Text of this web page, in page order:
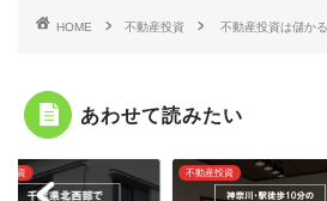
HOME 不動産投資 不動産投資は儲か
あわせて読みたい
投資 不動産投資